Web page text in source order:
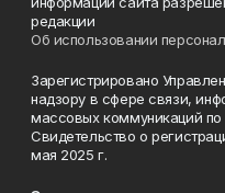
редакции
Об использовании
Зарегистрировано
надзору в сфере связи,
массовых коммуникаций по
Свидетельство о
мая 2025 г.